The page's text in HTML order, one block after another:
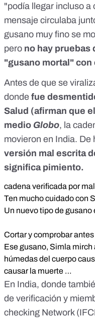
"podía llegar incluso a
mensaje circulaba
gusano muy fino se
pero no hay pruebas
"gusano mortal" con
Antes de que se
donde fue
Salud (afirman que
medio Globo, la
movieron en India. De
versión mal escrita
significa pimiento.
cadena verificada por
Ten mucho cuidado con
Un nuevo tipo de
Cortar y comprobar
Ese gusano, Simla mirch
húmedas del cuerpo
causar la muerte …
En India, donde
de verificación y
checking Network